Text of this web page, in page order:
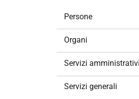
Persone
Organi
Servizi amministrativi
Servizi generali